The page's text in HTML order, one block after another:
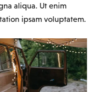
aliqua. Ut enim
ipsam voluptatem.